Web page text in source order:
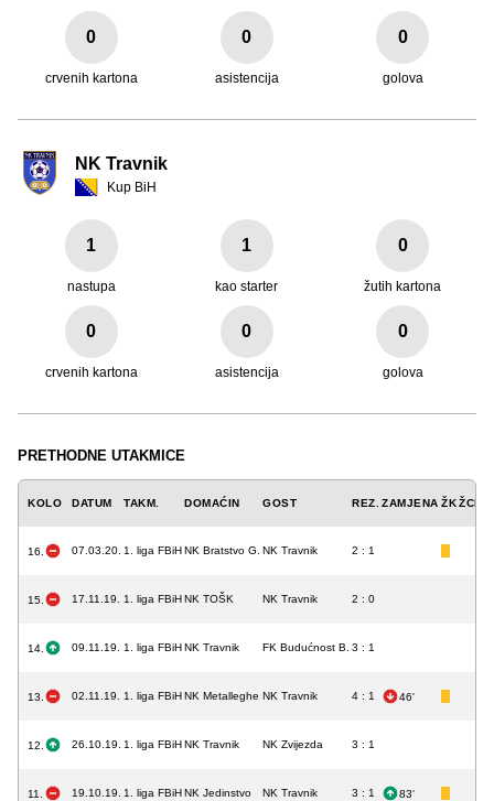
0
crvenih kartona
0
asistencija
0
golova
NK Travnik
Kup BiH
1
nastupa
1
kao starter
0
žutih kartona
0
crvenih kartona
0
asistencija
0
golova
PRETHODNE UTAKMICE
KOLO DATUM TAKM. DOMAĆIN GOST REZ. ZAMJENA ŽKŽCK
16. 07.03.20. 1. liga FBiHNK Bratstvo G. NK Travnik 2 : 1
15. 17.11.19. 1. liga FBiHNK TOŠK NK Travnik 2 : 0
14. 09.11.19. 1. liga FBiHNK Travnik FK Budućnost B. 3 : 1
13. 02.11.19. 1. liga FBiHNK Metalleghe NK Travnik 4 : 1 46'
12. 26.10.19. 1. liga FBiHNK Travnik NK Zvijezda 3 : 1
11. 19.10.19. 1. liga FBiHNK Jedinstvo NK Travnik 3 : 1 83'